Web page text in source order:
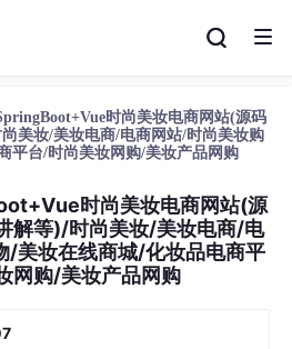
时尚美妆电商网站(源码
美妆/美妆电商/电商网站/时尚美妆购
平台/时尚美妆网购/美妆产品网购
时尚美妆电商网站(源
解等)/时尚美妆/美妆电商/电
/美妆在线商城/化妆品电商平
网购/美妆产品网购